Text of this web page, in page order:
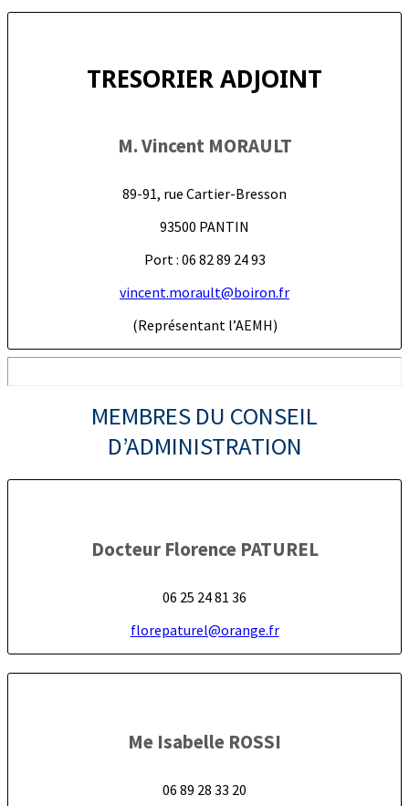
TRESORIER ADJOINT
M. Vincent MORAULT
89-91, rue Cartier-Bresson
93500 PANTIN
Port : 06 82 89 24 93
vincent.morault@boiron.fr
(Représentant l’AEMH)
MEMBRES DU CONSEIL
D’ADMINISTRATION
Docteur Florence PATUREL
06 25 24 81 36
florepaturel@orange.fr
Me Isabelle ROSSI
06 89 28 33 20